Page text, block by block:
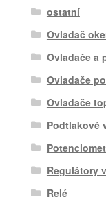
ostatní
Ovladač
Ovladače a
Ovladače
Ovladače
Podtlakové
Regulátory
Relé